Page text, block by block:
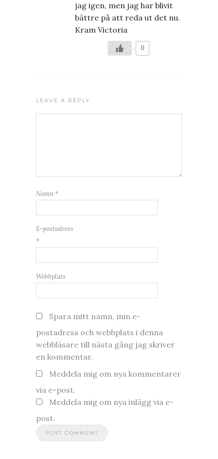
jag igen, men jag har blivit
bättre på att reda ut det nu.
Kram Victoria
0
LEAVE A REPLY
Namn *
E-postadress
*
Webbplats
Spara mitt namn, min e-
postadress och webbplats i denna
webbläsare till nästa gång jag skriver
en kommentar.
Meddela mig om nya kommentarer
via e-post.
Meddela mig om nya inlägg via e-
post.